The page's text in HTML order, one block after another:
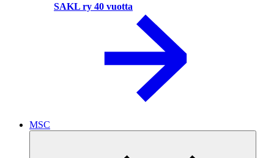
SAKL ry 40 vuotta
MSC